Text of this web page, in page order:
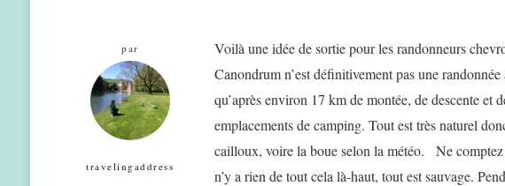
par
travelingaddress
Voilà une idée de sortie pour les randonneurs
Canondrum n’est définitivement pas une
qu’après environ 17 km de montée, de descente et
emplacements de camping. Tout est très naturel
cailloux, voire la boue selon la météo.
Ne
n’y a rien de tout cela là-haut, tout est sauvage.